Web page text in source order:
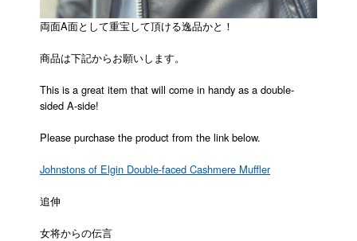
両面A面として重宝して頂ける逸品かと！
商品は下記からお願いします。
This is a great item that will come in handy as a double-
sided A-side!
Please purchase the product from the link below.
Johnstons of Elgin Double-faced Cashmere Muffler
追伸
女将からの伝言